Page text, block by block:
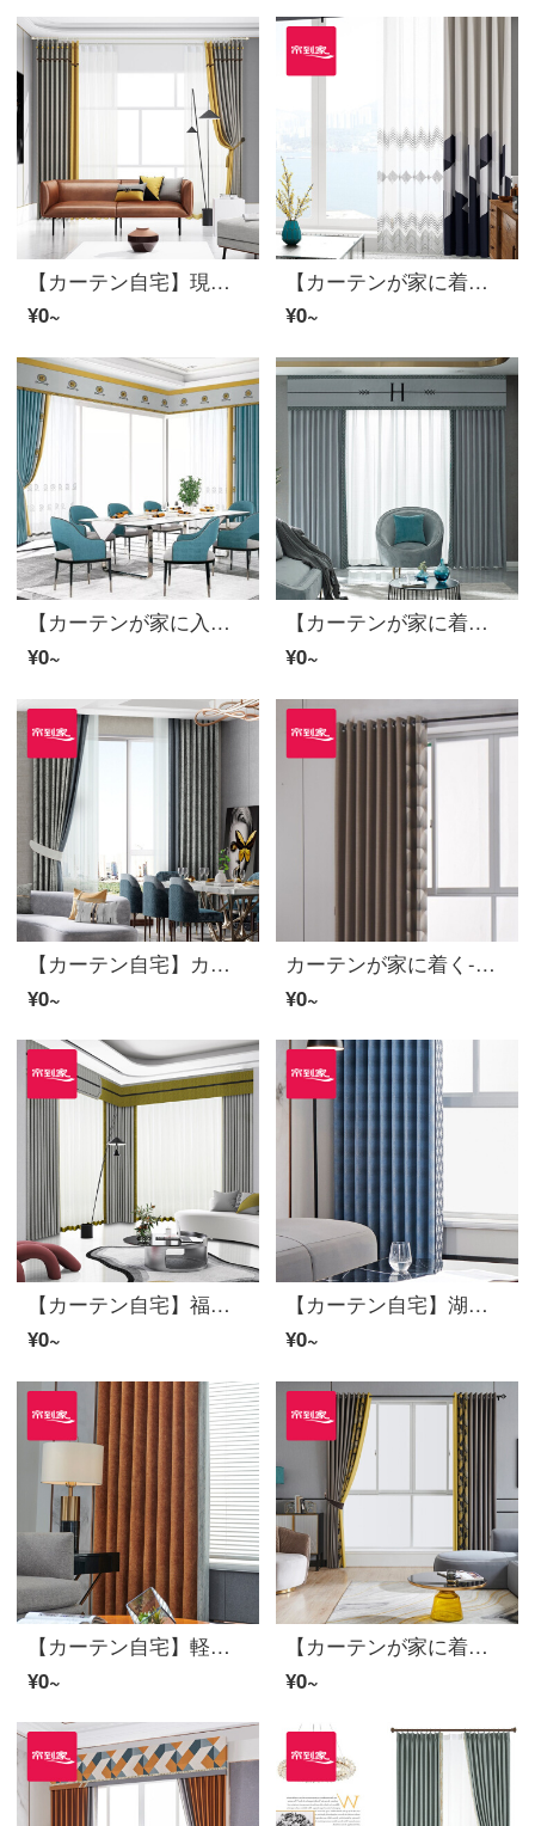
【カーテン自宅】現代の高遮光定型化はリビングルームに接ぎます。カーテンの完成品を簡単に予約したトッポギは床窓JBLW-006 Sフック/カーテンヘッドを含まない(高さ2.6メートル以内は変えられます)XLのカーテンセット/ダブルオープン(適用窓の幅4.2-4.5メートル)
¥0~
【カーテンが家に着く】カーテンの完成品を軽くシームレスにつなぐ高遮光のカーテン現代リビングルームのベッドルームのルービックキューブの花開き高精密床の窓LDC 20 SSA-2101ホールを開ける/カーテンヘッドをくわえない(高さ2.6メートル以内で変更可能)XLのカーテンセット/ダブルオープン(適用窓幅3.5-4.2メートル)
¥0~
【カーテンが家に入る】百掛022打孔/カーテンなし（高さ2.6メートル以内で改変可能）XXLの暖簾セット/ダブルオープン（適用窓幅3.5-42.2メートル）
¥0~
【カーテンが家に着く】カーテン製品の光豪華高遮光ジャカードの拡散林壁透綴定型化ポリエステルリビングルームの現代カスタムダウンウィンドウJBLW 016 Sフック/カーテンヘッドを含まない(高2.6 m以内で変更可能)XLのカーテンセット/ダブルオープン(適用窓幅4.2-4.5 m)
¥0~
【カーテン自宅】カーテン製品の高遮光きらびやかな星河落下窓リビングルームの高精密つなぎ合わせ定型化には、裏地LDC 20 FWC-Sフック/カーテンヘッドを含まない(高さ2.6メートル以内で変更可能)XLのカーテンセット/ダブルオープン(適用窓幅4.2-4.5メートル)
¥0~
カーテンが家に着く-光豪華で簡単な高遮光カスタムエッジカーテン製品上海灘リビングルームの床にある窓のカーテンにLDC 20 SSC-70ホールを設置する/カーテンヘッドを含まない(高さ2.6メートル以内は変更可能)Mカーテンのセット/ダブルオープン(適用窓の幅2.5-3メートル)
¥0~
【カーテン自宅】福園高遮光高精密定型化継ぎ接ぎリビングルームの軽奢なカーテンの完成品のジャーキーカスタム床窓JBLW 004 Sフック/カーテンヘッドを含まない(高さ2.6メートル以内で変更可能)XLのカーテンセット/ダブルオープン(適用窓幅4.2-4.5メートル)
¥0~
【カーテン自宅】湖の光オーダーメイドリビングルームの高遮光窓高精密ジャカード定型カーテンの完成品をつなぎ合わせて取り付けます。FWC 124は穴を開けます。/カーテンヘッドをくわえない(高さ2.6メートル以内は変えられます。)XLのカーテンセット/ダブルオープン(適用窓幅4.2-4.5メートル)
¥0~
【カーテン自宅】軽豪華カーテン製品のジャカード現代高遮光定型ポリエステルのテーピングカスタムオレンジサイダーのカーテンLDC 20 SSC-73ノック/カーテンヘッドなし(高さ2.6メートル以内で変更可能)XLのカーテンセット/ダブルオープン(適用窓幅3.5-4.2メートル)
¥0~
【カーテンが家に着く】軽贅沢高遮光製品のカーテンをつなぎ合わせて花を咲かせるファッション的な黒DJリビングルームの部屋に注文して床に下ろす窓は、裏地LDC 20 SSC-50 Sフックを含む/カーテンヘッドを含まない(高さ2.6 m以内で変更可能)XLのカーテンセット/ダブルオープン(適用窓幅3.5-4.2 m)
¥0~